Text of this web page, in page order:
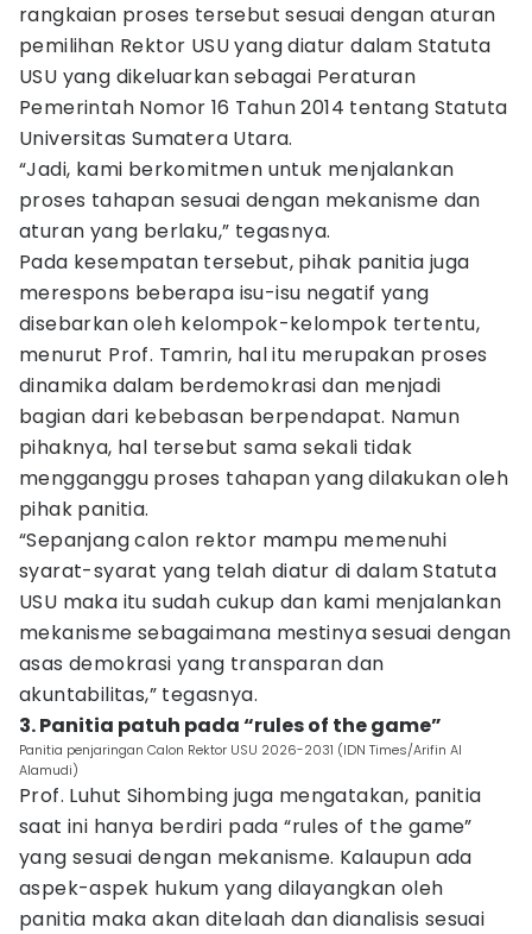
rangkaian proses tersebut sesuai dengan aturan
pemilihan Rektor USU yang diatur dalam Statuta
USU yang dikeluarkan sebagai Peraturan
Pemerintah Nomor 16 Tahun 2014 tentang Statuta
Universitas Sumatera Utara.
“Jadi, kami berkomitmen untuk menjalankan
proses tahapan sesuai dengan mekanisme dan
aturan yang berlaku,” tegasnya.
Pada kesempatan tersebut, pihak panitia juga
merespons beberapa isu-isu negatif yang
disebarkan oleh kelompok-kelompok tertentu,
menurut Prof. Tamrin, hal itu merupakan proses
dinamika dalam berdemokrasi dan menjadi
bagian dari kebebasan berpendapat. Namun
pihaknya, hal tersebut sama sekali tidak
mengganggu proses tahapan yang dilakukan oleh
pihak panitia.
“Sepanjang calon rektor mampu memenuhi
syarat-syarat yang telah diatur di dalam Statuta
USU maka itu sudah cukup dan kami menjalankan
mekanisme sebagaimana mestinya sesuai dengan
asas demokrasi yang transparan dan
akuntabilitas,” tegasnya.
3. Panitia patuh pada “rules of the game”
Panitia penjaringan Calon Rektor USU 2026-2031 (IDN Times/Arifin Al
Alamudi)
Prof. Luhut Sihombing juga mengatakan, panitia
saat ini hanya berdiri pada “rules of the game”
yang sesuai dengan mekanisme. Kalaupun ada
aspek-aspek hukum yang dilayangkan oleh
panitia maka akan ditelaah dan dianalisis sesuai